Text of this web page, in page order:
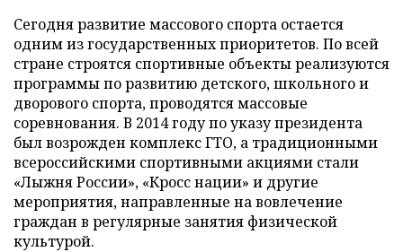
Сегодня развитие массового спорта остается
одним из государственных приоритетов. По всей
стране строятся спортивные объекты реализуются
программы по развитию детского, школьного и
дворового спорта, проводятся массовые
соревнования. В 2014 году по указу президента
был возрожден комплекс ГТО, а традиционными
всероссийскими спортивными акциями стали
«Лыжня России», «Кросс нации» и другие
мероприятия, направленные на вовлечение
граждан в регулярные занятия физической
культурой.